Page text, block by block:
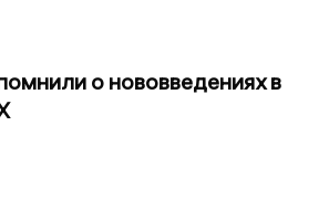
о нововведениях в